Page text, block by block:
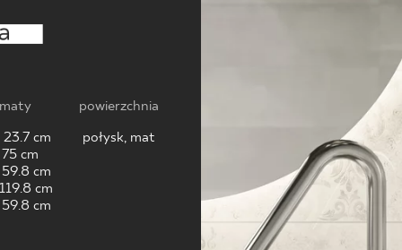
44
cm
cm
cm
cm
cm
powierzchnia
połysk, mat